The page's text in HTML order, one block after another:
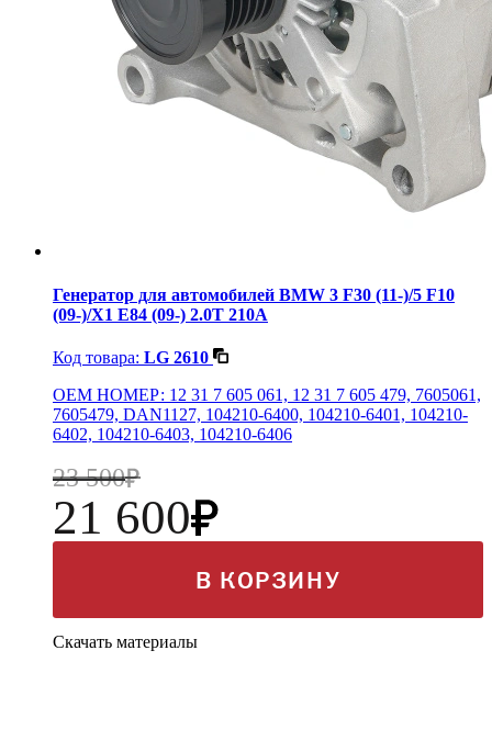
Генератор для автомобилей BMW 3 F30 (11-)/5 F10
(09-)/X1 E84 (09-) 2.0T 210A
Код товара: LG 2610
OEM НОМЕР: 12 31 7 605 061, 12 31 7 605 479, 7605061,
7605479, DAN1127, 104210-6400, 104210-6401, 104210-
6402, 104210-6403, 104210-6406
23 500
21 600
В КОРЗИНУ
Скачать материалы